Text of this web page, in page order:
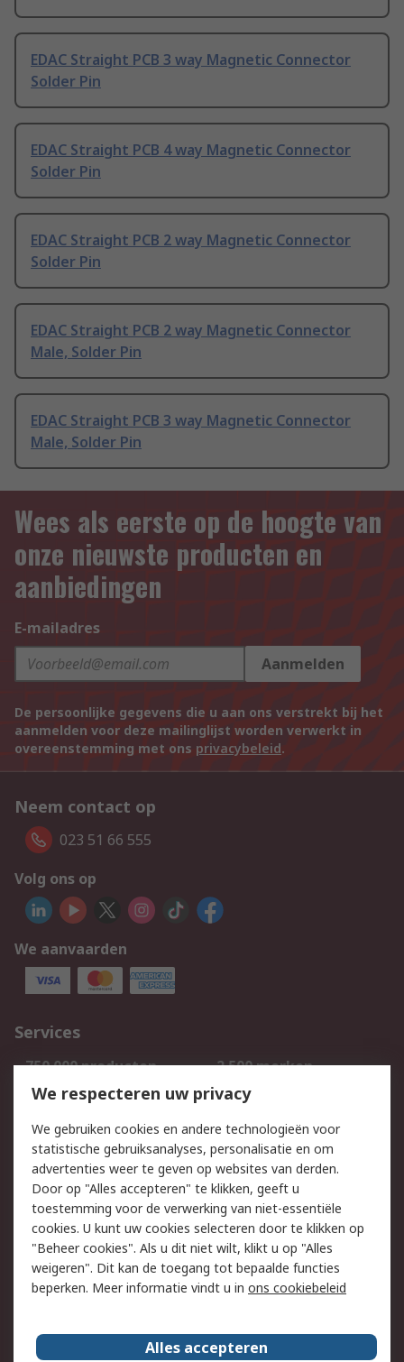
EDAC Straight PCB 3 way Magnetic Connector
Solder Pin
EDAC Straight PCB 4 way Magnetic Connector
Solder Pin
EDAC Straight PCB 2 way Magnetic Connector
Solder Pin
EDAC Straight PCB 2 way Magnetic Connector
Male, Solder Pin
EDAC Straight PCB 3 way Magnetic Connector
Male, Solder Pin
Wees als eerste op de hoogte van
onze nieuwste producten en
aanbiedingen
E-mailadres
Aanmelden
De persoonlijke gegevens die u aan ons verstrekt bij het
aanmelden voor deze mailinglijst worden verwerkt in
overeenstemming met ons privacybeleid.
Neem contact op
023 51 66 555
Volg ons op
We aanvaarden
Services
750.000 producten
2.500 merken
Bestellen
Inkoopoplossingen
Track & Trace
Wettelijk
Cookiebeleid
Email veiligheid
Privacybeleid
Websitevoorwaarden
Algemene
verkoopvoorwaarden
Over RS
We respecteren uw privacy
We gebruiken cookies en andere technologieën voor
statistische gebruiksanalyses, personalisatie en om
advertenties weer te geven op websites van derden.
Door op "Alles accepteren" te klikken, geeft u
toestemming voor de verwerking van niet-essentiële
cookies. U kunt uw cookies selecteren door te klikken op
"Beheer cookies". Als u dit niet wilt, klikt u op "Alles
weigeren". Dit kan de toegang tot bepaalde functies
beperken. Meer informatie vindt u in ons cookiebeleid
Alles accepteren